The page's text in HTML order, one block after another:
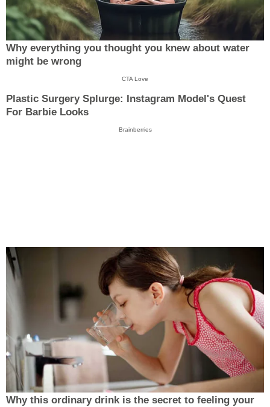
Why everything you thought you knew about water
might be wrong
CTA Love
Plastic Surgery Splurge: Instagram Model's Quest
For Barbie Looks
Brainberries
Why this ordinary drink is the secret to feeling your